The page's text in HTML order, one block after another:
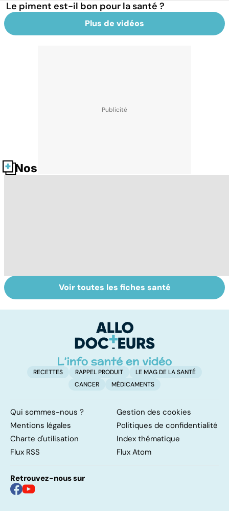
Le piment est-il bon pour la santé ?
Plus de vidéos
Nos fiches santé
Tout savoir sur le
cerveau
Qu'est-ce que le
coma ?
Voir toutes les fiches santé
RECETTES RAPPEL PRODUIT
LE MAG DE LA SANTÉ
CANCER
MÉDICAMENTS
Qui sommes-nous ?
Gestion des cookies
Mentions légales
Politiques de confidentialité
Charte d'utilisation
Index thématique
Flux RSS
Flux Atom
Retrouvez-nous sur